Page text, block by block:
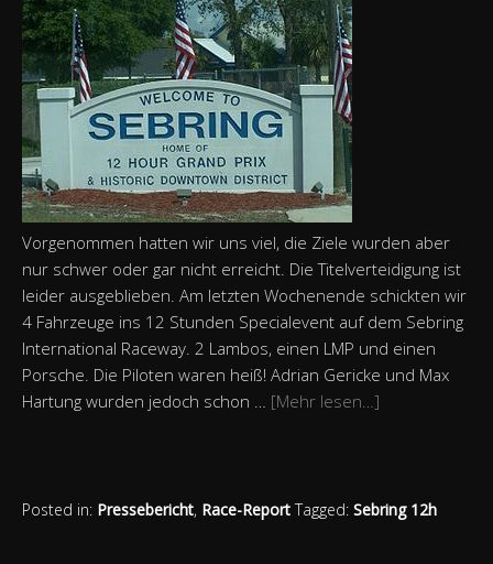
Vorgenommen hatten wir uns viel, die Ziele wurden aber
nur schwer oder gar nicht erreicht. Die Titelverteidigung ist
leider ausgeblieben. Am letzten Wochenende schickten wir
4 Fahrzeuge ins 12 Stunden Specialevent auf dem Sebring
International Raceway. 2 Lambos, einen LMP und einen
Porsche. Die Piloten waren heiß! Adrian Gericke und Max
Hartung wurden jedoch schon … [Mehr lesen…]
Posted in: Pressebericht, Race-Report Tagged: Sebring 12h